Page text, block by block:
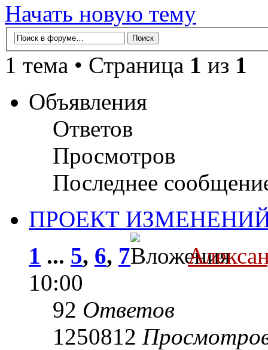
Начать новую тему
1 тема • Страница 1 из 1
Объявления
Ответов
Просмотров
Последнее
ПРОЕКТ
1 ... 5, 6, 7
10:00
92 Ответов
1250812